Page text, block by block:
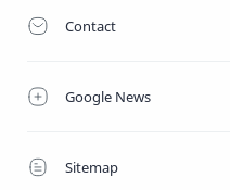
Contact
Google News
Sitemap